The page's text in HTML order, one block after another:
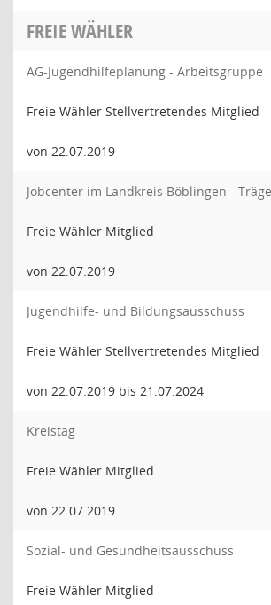
FREIE WÄHLER
AG-Jugendhilfeplanung - Arbeitsgruppe
Freie Wähler Stellvertretendes Mitglied
von 22.07.2019
Jobcenter im Landkreis Böblingen -
Freie Wähler Mitglied
von 22.07.2019
Jugendhilfe- und Bildungsausschuss
Freie Wähler Stellvertretendes Mitglied
von 22.07.2019 bis 21.07.2024
Kreistag
Freie Wähler Mitglied
von 22.07.2019
Sozial- und Gesundheitsausschuss
Freie Wähler Mitglied